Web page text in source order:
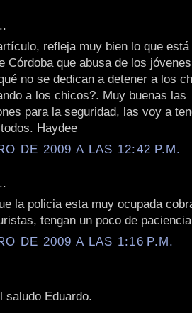
refleja muy bien lo que
Córdoba que abusa de los
no se dedican a detener a los
a los chicos?. Muy buenas las
para la seguridad, las voy a
Haydee
DE 2009 A LAS 12:42 P.M.
la policia esta muy ocupada
tengan un poco de
DE 2009 A LAS 1:16 P.M.
saludo Eduardo.